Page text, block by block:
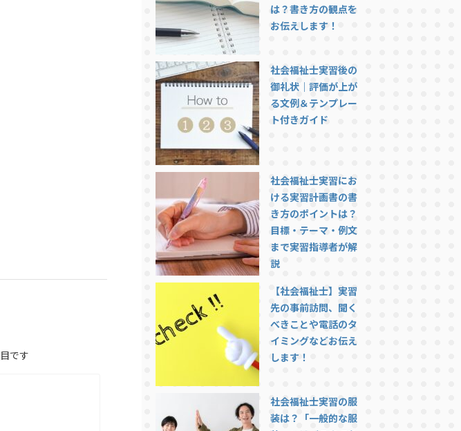
です
は？書き方の観点を
お伝えします！
社会福祉士実習後の
御礼状｜評価が上が
る文例＆テンプレー
ト付きガイド
社会福祉士実習にお
ける実習計画書の書
き方のポイントは？
目標・テーマ・例文
まで実習指導者が解
説
【社会福祉士】実習
先の事前訪問、聞く
べきことや電話のタ
イミングなどお伝え
します！
社会福祉士実習の服
装は？「一般的な服